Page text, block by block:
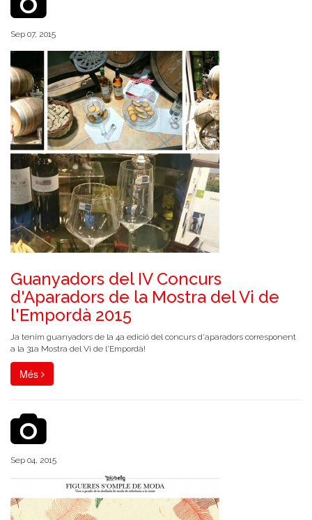
Sep 07, 2015
Guanyadors del IV Concurs
d'Aparadors de la Mostra del Vi de
l'Empordà 2015
Ja tenim guanyadors de la 4a edició del concurs d'aparadors corresponent
a la 31a Mostra del Vi de l'Empordà!
Més
Sep 04, 2015